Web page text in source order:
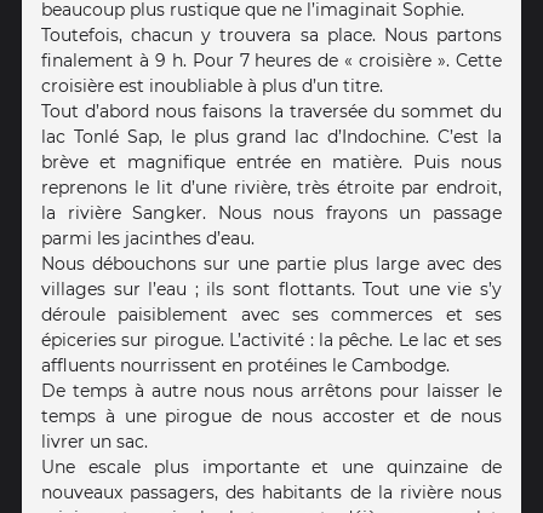
beaucoup plus rustique que ne l’imaginait Sophie.
Toutefois, chacun y trouvera sa place. Nous partons
finalement à 9 h. Pour 7 heures de « croisière ». Cette
croisière est inoubliable à plus d’un titre.
Tout d’abord nous faisons la traversée du sommet du
lac Tonlé Sap, le plus grand lac d’Indochine. C’est la
brève et magnifique entrée en matière. Puis nous
reprenons le lit d’une rivière, très étroite par endroit,
la rivière Sangker. Nous nous frayons un passage
parmi les jacinthes d’eau.
Nous débouchons sur une partie plus large avec des
villages sur l’eau ; ils sont flottants. Tout une vie s’y
déroule paisiblement avec ses commerces et ses
épiceries sur pirogue. L’activité : la pêche. Le lac et ses
affluents nourrissent en protéines le Cambodge.
De temps à autre nous nous arrêtons pour laisser le
temps à une pirogue de nous accoster et de nous
livrer un sac.
Une escale plus importante et une quinzaine de
nouveaux passagers, des habitants de la rivière nous